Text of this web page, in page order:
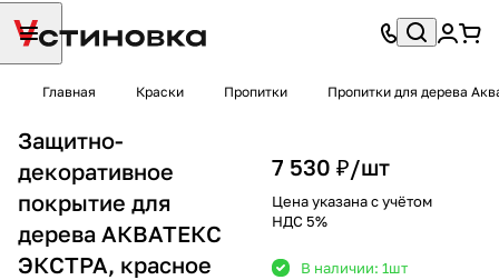
Главная Краски Пропитки Пропитки для дерева
Защитно-
декоративное
покрытие для
дерева АКВАТЕКС
ЭКСТРА, красное
7 530 ₽/шт
Цена указана с учётом
НДС 5%
В наличии: 1шт